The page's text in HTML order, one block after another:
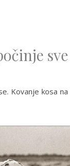
sve
Kovanje kosa